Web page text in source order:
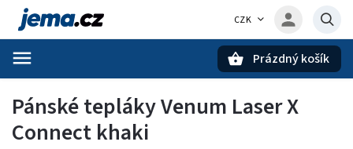
CZK
Prázdný košík
Pánské tepláky Venum Laser X
Connect khaki